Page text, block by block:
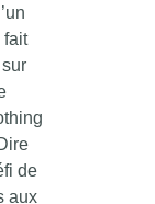
fait
de
aux